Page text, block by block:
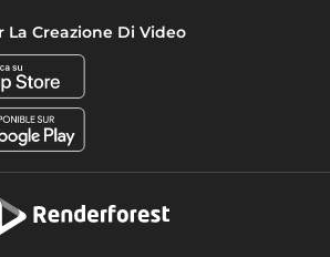
La Creazione Di Video